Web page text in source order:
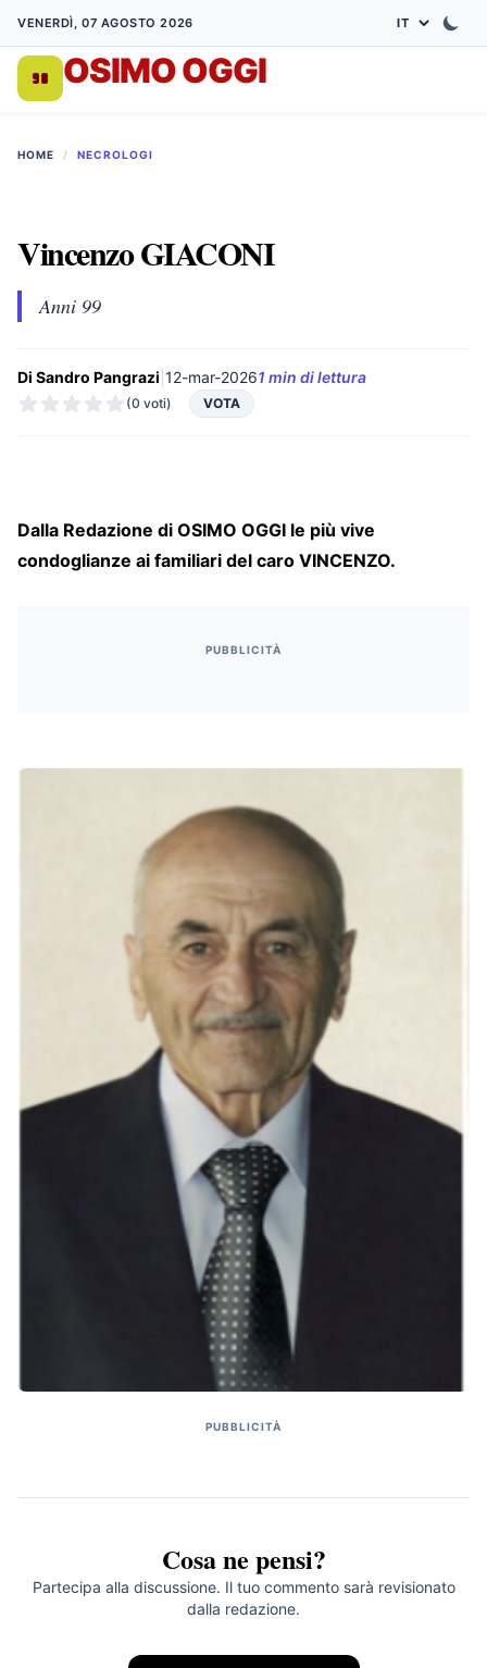
VENERDÌ, 07 AGOSTO 2026
OSIMO OGGI
HOME / NECROLOGI
Vincenzo GIACONI
Anni 99
Di Sandro Pangrazi 12-mar-20261 min di lettura
(0 voti) VOTA
Dalla Redazione di OSIMO OGGI le più vive
condoglianze ai familiari del caro VINCENZO.
PUBBLICITÀ
PUBBLICITÀ
Cosa ne pensi?
Partecipa alla discussione. Il tuo commento sarà revisionato
dalla redazione.